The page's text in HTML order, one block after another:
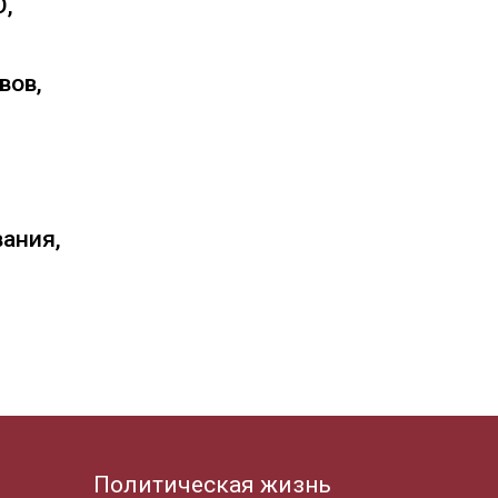
Политическая жизнь